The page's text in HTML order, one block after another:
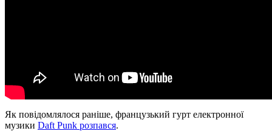
Як повідомлялося раніше, французький гурт електронної
музики Daft Punk розпався.